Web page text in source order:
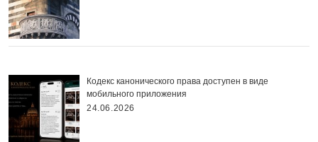
Кодекс канонического права доступен в виде
мобильного приложения
24.06.2026